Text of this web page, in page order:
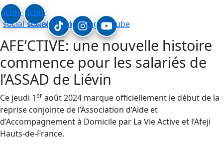
Icon-
social_linkedin
Icon-
social_facebook
TiktokInstagramYoutube
AFE’CTIVE: une nouvelle histoire
commence pour les salariés de
l’ASSAD de Liévin
Ce jeudi 1er août 2024 marque officiellement le début de la
reprise conjointe de l’Association d’Aide et
d’Accompagnement à Domicile par La Vie Active et l’Afeji
Hauts-de-France.